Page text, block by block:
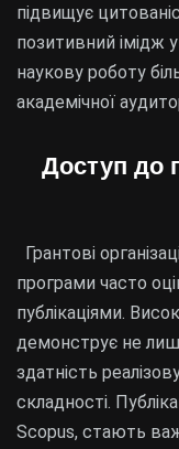
підвищує
позитивний імідж
наукову роботу
академічної
Доступ до
Грантові
програми часто
публікаціями.
демонструє не
здатність
складності.
Scopus, стають